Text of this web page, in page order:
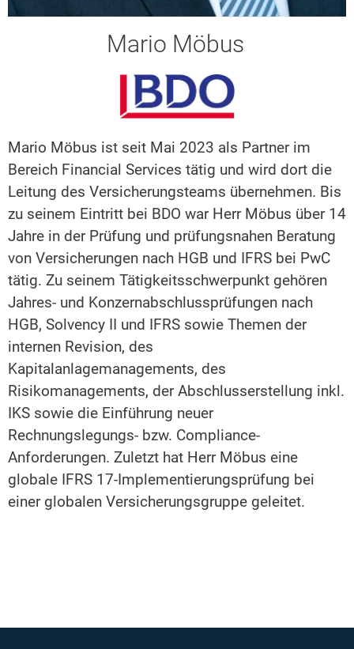
Mario Möbus
Mario Möbus ist seit Mai 2023 als Partner im
Bereich Financial Services tätig und wird dort die
Leitung des Versicherungsteams übernehmen. Bis
zu seinem Eintritt bei BDO war Herr Möbus über 14
Jahre in der Prüfung und prüfungsnahen Beratung
von Versicherungen nach HGB und IFRS bei PwC
tätig. Zu seinem Tätigkeitsschwerpunkt gehören
Jahres- und Konzernabschlussprüfungen nach
HGB, Solvency II und IFRS sowie Themen der
internen Revision, des
Kapitalanlagemanagements, des
Risikomanagements, der Abschlusserstellung inkl.
IKS sowie die Einführung neuer
Rechnungslegungs- bzw. Compliance-
Anforderungen. Zuletzt hat Herr Möbus eine
globale IFRS 17-Implementierungsprüfung bei
einer globalen Versicherungsgruppe geleitet.